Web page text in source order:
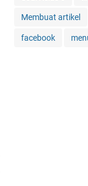
Membuat artikel
facebook